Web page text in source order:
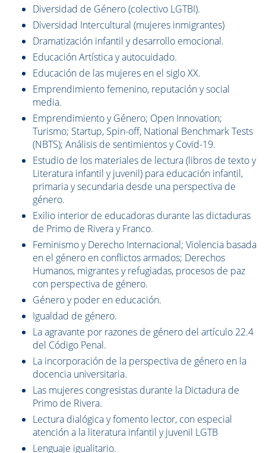
Diversidad de Género (colectivo LGTBI).
Diversidad Intercultural (mujeres inmigrantes)
Dramatización infantil y desarrollo emocional.
Educación Artística y autocuidado.
Educación de las mujeres en el siglo XX.
Emprendimiento femenino, reputación y social
media.
Emprendimiento y Género; Open Innovation;
Turismo; Startup, Spin-off, National Benchmark Tests
(NBTS); Análisis de sentimientos y Covid-19.
Estudio de los materiales de lectura (libros de texto y
Literatura infantil y juvenil) para educación infantil,
primaria y secundaria desde una perspectiva de
género.
Exilio interior de educadoras durante las dictaduras
de Primo de Rivera y Franco.
Feminismo y Derecho Internacional; Violencia basada
en el género en conflictos armados; Derechos
Humanos, migrantes y refugiadas, procesos de paz
con perspectiva de género.
Género y poder en educación.
Igualdad de género.
La agravante por razones de género del artículo 22.4
del Código Penal.
La incorporación de la perspectiva de género en la
docencia universitaria.
Las mujeres congresistas durante la Dictadura de
Primo de Rivera.
Lectura dialógica y fomento lector, con especial
atención a la literatura infantil y juvenil LGTB
Lenguaje igualitario.